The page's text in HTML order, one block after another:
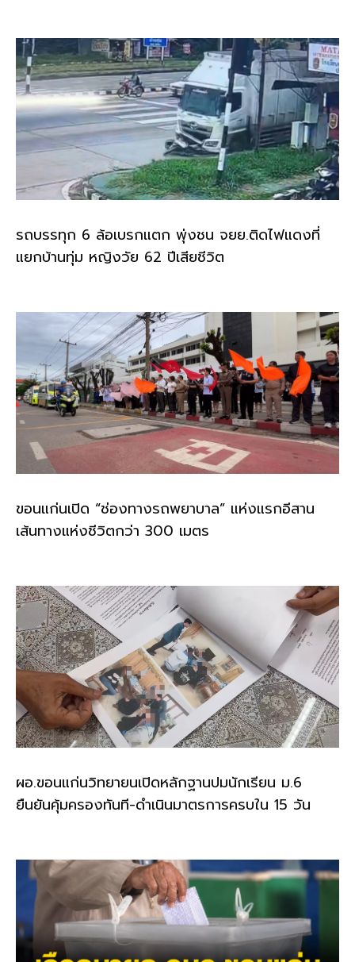
k
รถบรรทุก 6 ล้อเบรกแตก พุ่งชน จยย.ติดไฟแดงที่
แยกบ้านทุ่ม หญิงวัย 62 ปีเสียชีวิต
ขอนแก่นเปิด “ช่องทางรถพยาบาล” แห่งแรกอีสาน
เส้นทางแห่งชีวิตกว่า 300 เมตร
ผอ.ขอนแก่นวิทยายนเปิดหลักฐานปมนักเรียน ม.6
ยืนยันคุ้มครองทันที-ดำเนินมาตรการครบใน 15 วัน